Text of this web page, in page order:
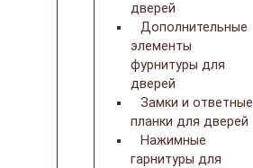
дверей
Дополнительные
элементы
фурнитуры для
дверей
Замки и ответные
планки для дверей
Нажимные
гарнитуры для